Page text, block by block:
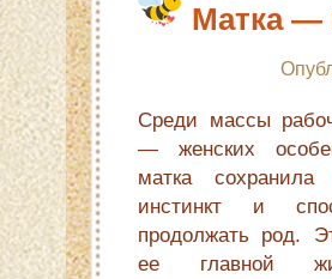
Матка —
Среди массы
— женских
матка сохранила
инстинкт и
продолжать род.
ее главной